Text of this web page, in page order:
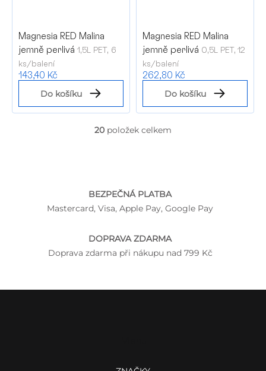
Magnesia RED Malina
jemně perlivá 1,5L PET, 6
ks/balení
143,40 Kč
Do košíku
Magnesia RED Malina
jemně perlivá 0,5L PET, 12
ks/balení
262,80 Kč
Do košíku
O
a
c
í
r
k
ý
20 položek celkem
BEZPEČNÁ PLATBA
Mastercard, Visa, Apple Pay, Google Pay
DOPRAVA ZDARMA
Doprava zdarma při nákupu nad 799 Kč